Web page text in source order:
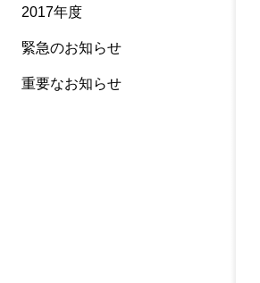
2017年度
緊急のお知らせ
重要なお知らせ